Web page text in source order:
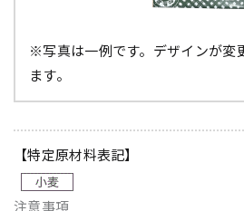
※写真は一例です。デザインが変
ます。
【特定原材料表記】
注意事項